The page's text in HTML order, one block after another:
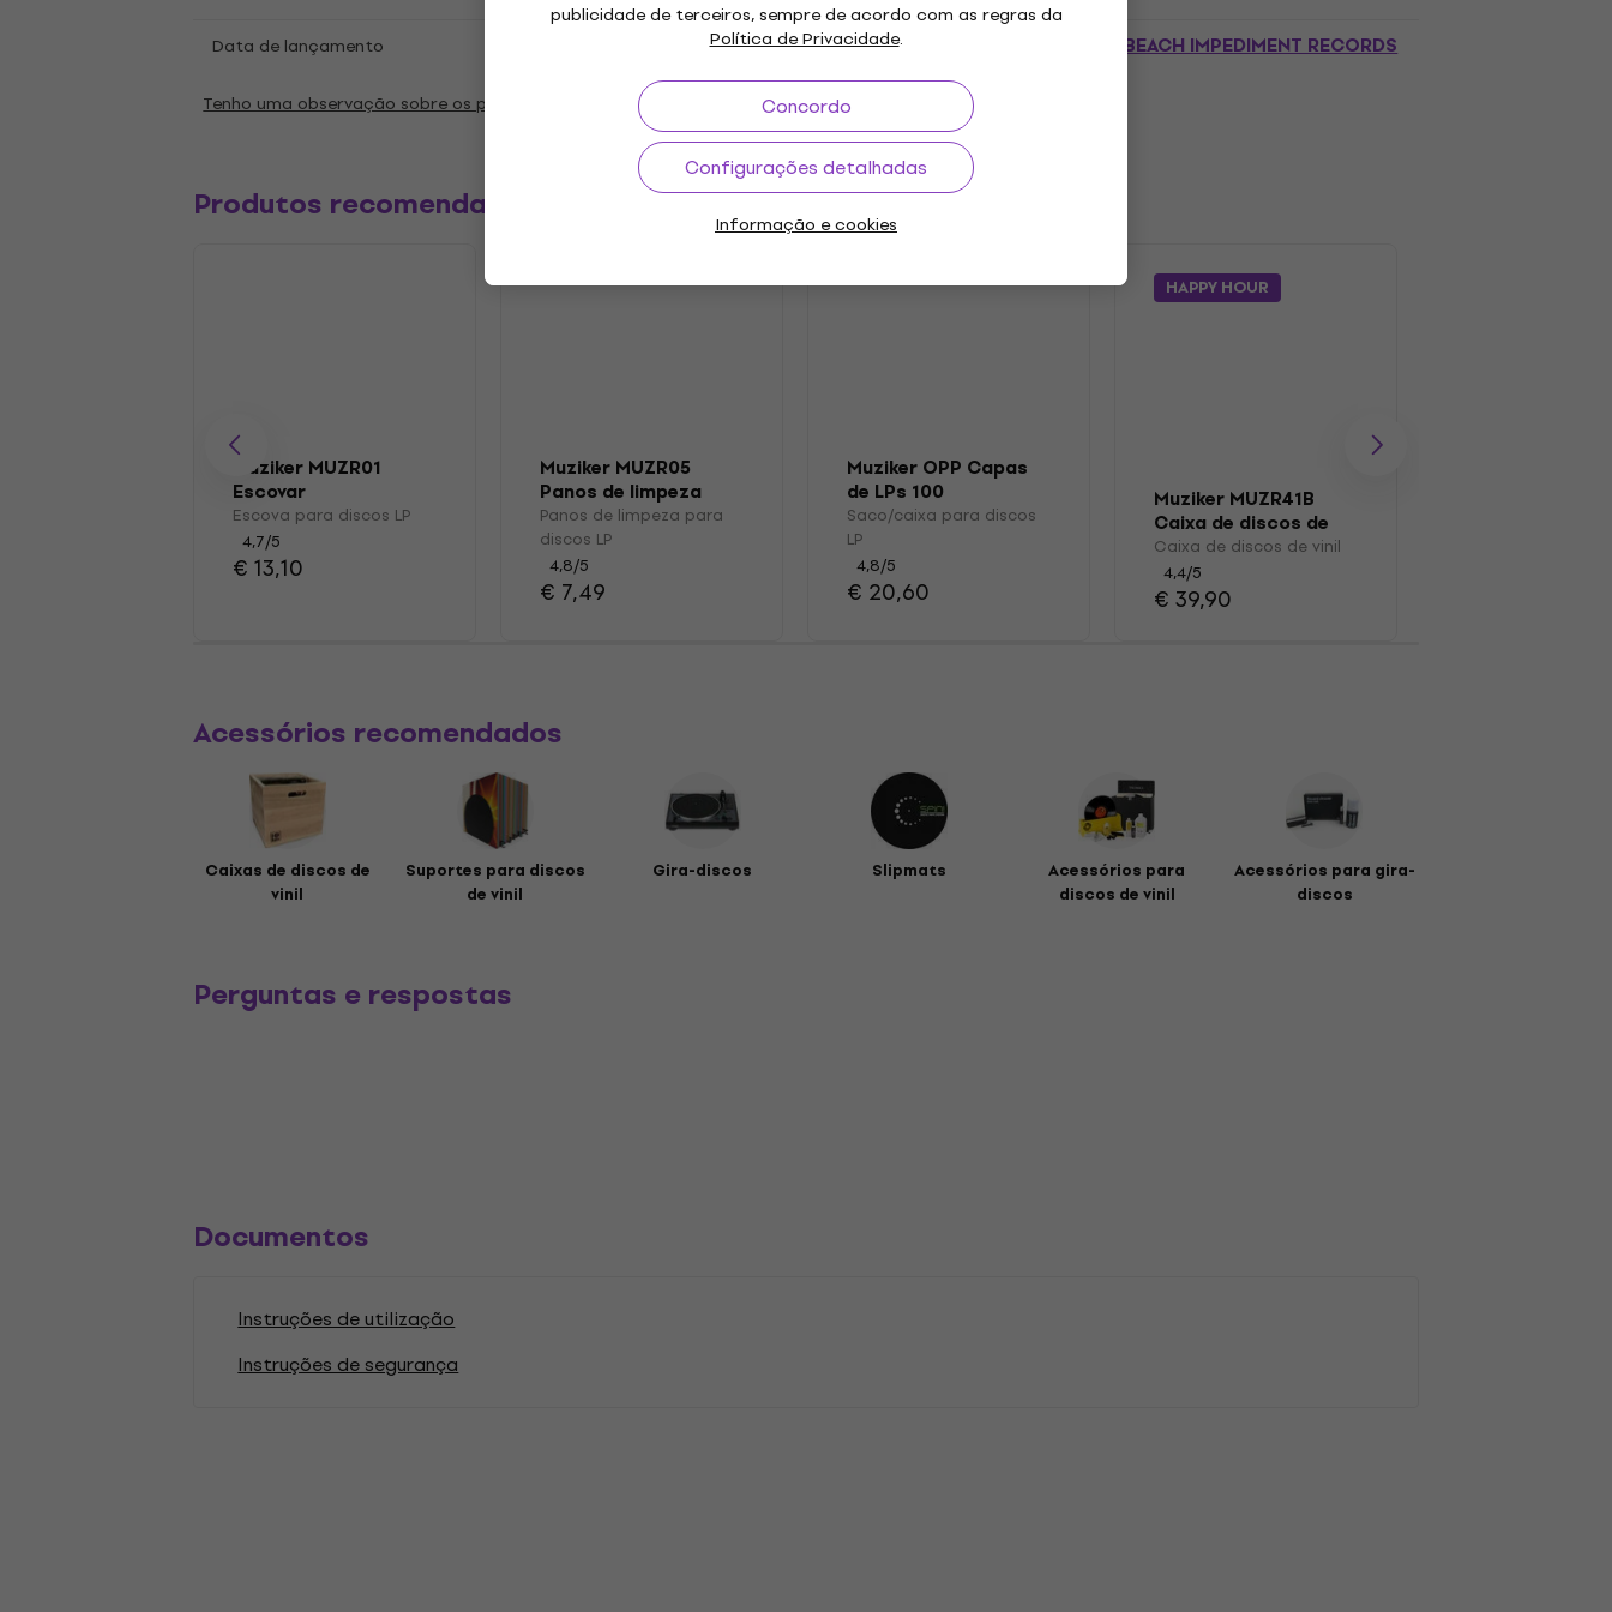
publicidade de terceiros, sempre de acordo com as regras da
Política de Privacidade.
Concordo
Configurações detalhadas
Informação e cookies
Data de lançamento Etiqueta BEACH IMPEDIMENT RECORDS
Tenho uma observação sobre os parâmetros
Produtos recomendados
Muziker MUZR01
Escovar
Escova para discos LP
4,7/5
€ 13,10
Muziker MUZR05
Panos de limpeza
para discos LP
Panos de limpeza para
discos LP
4,8/5
€ 7,49
Muziker OPP Capas
de LPs 100
Saco/caixa para discos
LP
4,8/5
€ 20,60
HAPPY HOUR
Muziker MUZR41B
Caixa de discos de
vinil
Caixa de discos de vinil
4,4/5
€ 39,90
Acessórios recomendados
Caixas de discos de
vinil
Suportes para discos
de vinil
Gira-discos Slipmats
Acessórios para
discos de vinil
Acessórios para gira-
discos
Perguntas e respostas
Documentos
Instruções de utilização
Instruções de segurança